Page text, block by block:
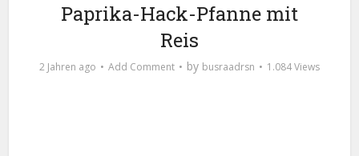
Paprika-Hack-Pfanne mit
Reis
2 Jahren ago Add Comment by busraadrsn 1.084 Views